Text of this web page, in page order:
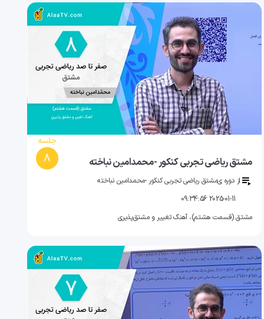
جلسه
8 مشتق ریاضی تجربی کنکور -محمدامین نباخته
از دوره یمشتق ریاضی تجربی کنکور -محمدامین نباخته
2025-01-11 09:34:56
مشتق (قسمت هشتم)، آهنگ تغییر و مشتق‌پذیری